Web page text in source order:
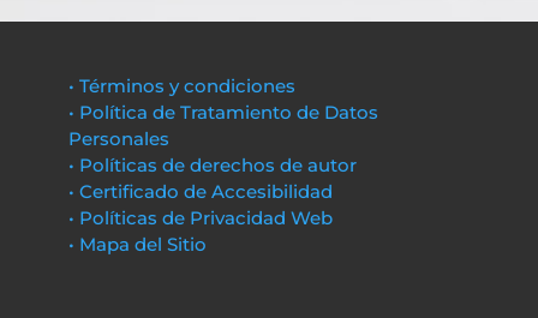
• Términos y condiciones
• Política de Tratamiento de Datos
Personales
• Políticas de derechos de autor
• Certificado de Accesibilidad
• Políticas de Privacidad Web
• Mapa del Sitio